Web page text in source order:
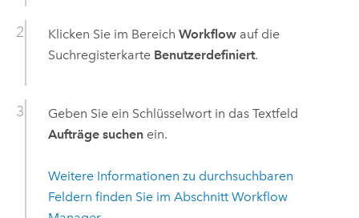
Klicken Sie im Bereich Workflowauf die
Suchregisterkarte Benutzerdefiniert.
Geben Sie ein Schlüsselwort in das Textfeld
Aufträge suchenein.
Weitere Informationen zu durchsuchbaren
Feldern finden Sie im Abschnitt Workflow